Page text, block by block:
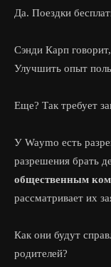
Да. Поездки
Сэнди Карп
Улучшить опыт
Еще? Так требует
У Waymo есть
разрешения брать
общественным
рассматривает их
Как они будут
родителей?